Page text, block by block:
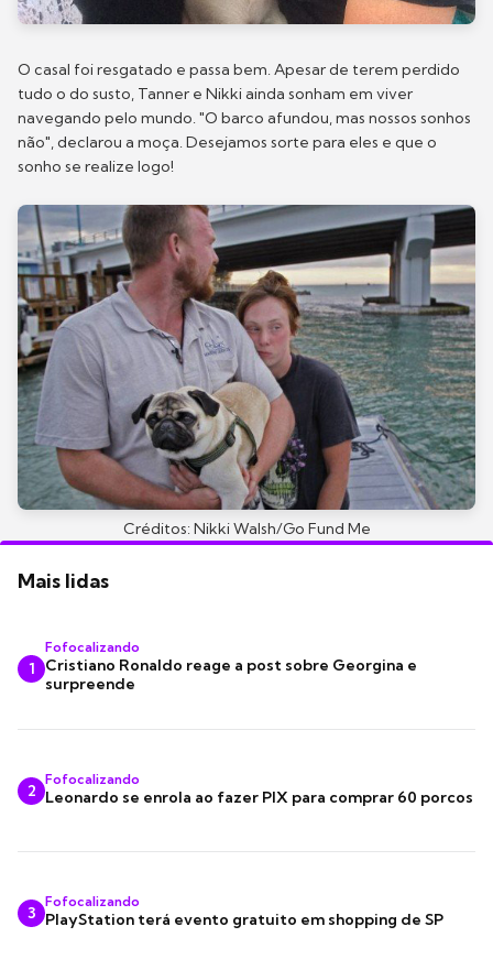
O casal foi resgatado e passa bem. Apesar de terem perdido
tudo o do susto, Tanner e Nikki ainda sonham em viver
navegando pelo mundo. "O barco afundou, mas nossos sonhos
não", declarou a moça. Desejamos sorte para eles e que o
sonho se realize logo!
Créditos: Nikki Walsh/Go Fund Me
Mais lidas
1
Fofocalizando
Cristiano Ronaldo reage a post sobre Georgina e
surpreende
2
Fofocalizando
Leonardo se enrola ao fazer PIX para comprar 60 porcos
3
Fofocalizando
PlayStation terá evento gratuito em shopping de SP